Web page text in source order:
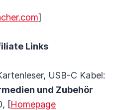
]
Links
USB-C Kabel:
und Zubehör
[Homepage